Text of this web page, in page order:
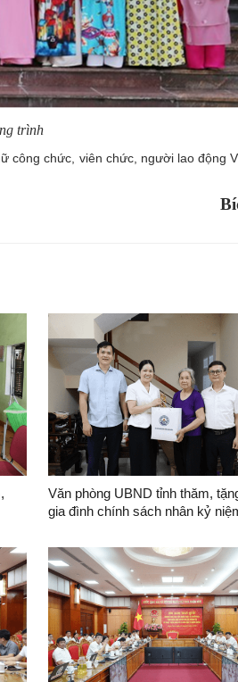
trình
công chức, viên chức, người lao động
Văn phòng UBND tỉnh thăm,
gia đình chính sách nhân kỷ